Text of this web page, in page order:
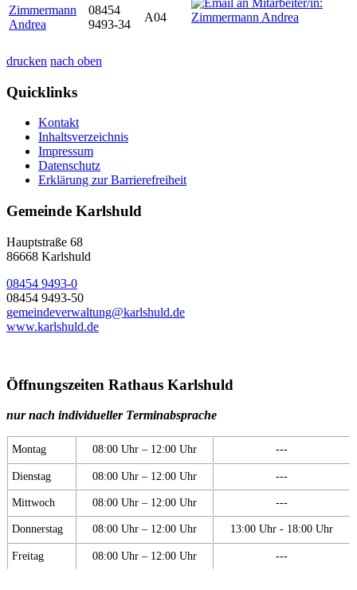
Zimmermann
Andrea
08454
9493-34
A04
drucken nach oben
Quicklinks
Kontakt
Inhaltsverzeichnis
Impressum
Datenschutz
Erklärung zur Barrierefreiheit
Gemeinde Karlshuld
Hauptstraße 68
86668 Karlshuld
08454 9493-0
08454 9493-50
gemeindeverwaltung@karlshuld.de
www.karlshuld.de
Öffnungszeiten Rathaus Karlshuld
nur nach individueller Terminabsprache
Montag 08:00 Uhr – 12:00 Uhr ---
Dienstag 08:00 Uhr – 12:00 Uhr ---
Mittwoch 08:00 Uhr – 12:00 Uhr ---
Donnerstag 08:00 Uhr – 12:00 Uhr 13:00 Uhr - 18:00 Uhr
Freitag 08:00 Uhr – 12:00 Uhr ---